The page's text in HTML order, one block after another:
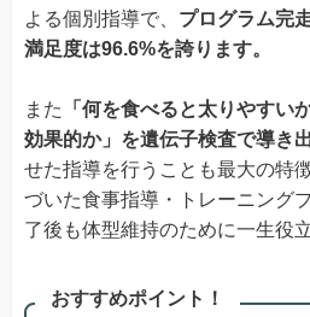
よる個別指導で、 プログラム完
満足度は96.6%を誇ります。
また
「何を食べると太りやすい
効果的か」を遺伝子検査で導き
せた指導を行うことも最大の特
づいた食事指導・トレーニング
了後も体型維持のために一生役
おすすめポイント！